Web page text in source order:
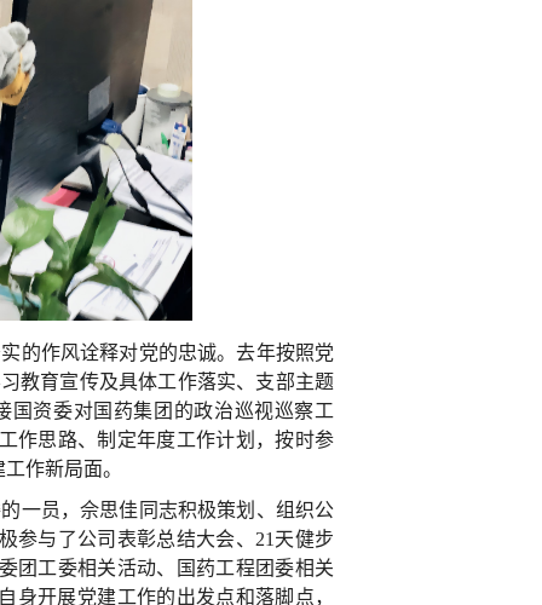
的作风诠释对党的忠诚。去年按照党
教育宣传及具体工作落实、支部主题
国资委对国药集团的政治巡视巡察工
作思路、制定年度工作计划，按时参
作新局面。
一员，佘思佳同志积极策划、组织公
参与了公司表彰总结大会、21天健步
团工委相关活动、国药工程团委相关
开展党建工作的出发点和落脚点，